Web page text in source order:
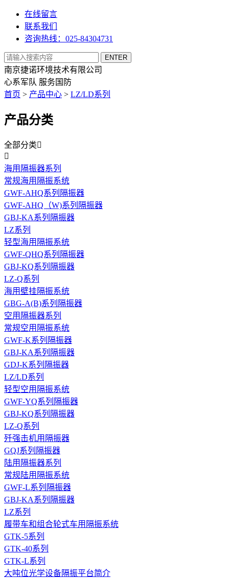
在线留言
联系我们
咨询热线：025-84304731
南京捷诺环境技术有限公司
心系军队 服务国防
首页 > 产品中心 > LZ/LD系列
产品分类
全部分类

海用隔振器系列
常规海用隔振系统
GWF-AHQ系列隔振器
GWF-AHQ（W)系列隔振器
GBJ-KA系列隔振器
LZ系列
轻型海用隔振系统
GWF-QHQ系列隔振器
GBJ-KQ系列隔振器
LZ-Q系列
海用壁挂隔振系统
GBG-A(B)系列隔振器
空用隔振器系列
常规空用隔振系统
GWF-K系列隔振器
GBJ-KA系列隔振器
GDJ-K系列隔振器
LZ/LD系列
轻型空用隔振系统
GWF-YQ系列隔振器
GBJ-KQ系列隔振器
LZ-Q系列
歼强击机用隔振器
GQJ系列隔振器
陆用隔振器系列
常规陆用隔振系统
GWF-L系列隔振器
GBJ-KA系列隔振器
LZ系列
履带车和组合轮式车用隔振系统
GTK-5系列
GTK-40系列
GTK-L系列
大吨位光学设备隔振平台简介